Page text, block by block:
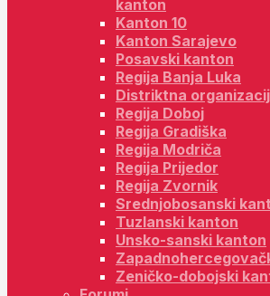
kanton
Kanton 10
Kanton Sarajevo
Posavski kanton
Regija Banja Luka
Distriktna
Regija Doboj
Regija Gradiška
Regija Modriča
Regija Prijedor
Regija Zvornik
Srednjobosanski
Tuzlanski kanton
Unsko-sanski kanton
Zeničko-dobojski